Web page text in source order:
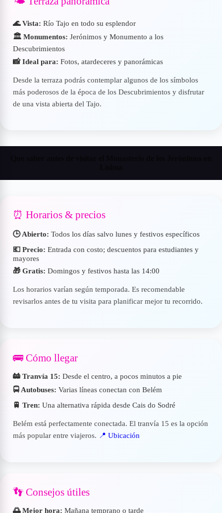
🌊 Vista: Río Tajo en todo su esplendor
🏛️ Monumentos: Jerónimos y Monumento a los
Descubrimientos
📸 Ideal para: Fotos, atardeceres y panorámicas
Desde la terraza podrás contemplar algunos de los símbolos
más poderosos de la época de los Descubrimientos y disfrutar
de una vista abierta del Tajo.
⏰ Horarios & precios
🕒 Abierto: Todos los días salvo lunes y festivos específicos
💶 Precio: Entrada con costo; descuentos para estudiantes y
mayores
🎁 Gratis: Domingos y festivos hasta las 14:00
Los horarios varían según temporada. Es recomendable
revisarlos antes de tu visita para planificar mejor tu recorrido.
🚌 Cómo llegar
🚋 Tranvía 15: Desde el centro, a pocos minutos a pie
🚍 Autobuses: Varias líneas conectan con Belém
🚆 Tren: Una alternativa rápida desde Cais do Sodré
Belém está perfectamente conectada. El tranvía 15 es la opción
más popular entre viajeros. 📍 Ubicación
👣 Consejos útiles
🌅 Mejor hora: Mañana temprano o tarde